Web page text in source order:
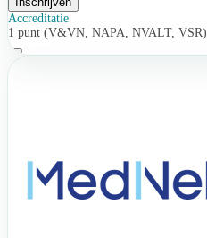
Accreditatie
1 punt (V&VN, NAPA, NVALT, VSR)